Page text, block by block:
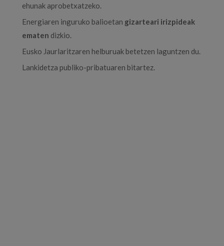
ehunak aprobetxatzeko.
Energiaren inguruko balioetan gizarteari irizpideak
ematen dizkio.
Eusko Jaurlaritzaren helburuak betetzen laguntzen du.
Lankidetza publiko-pribatuaren bitartez.